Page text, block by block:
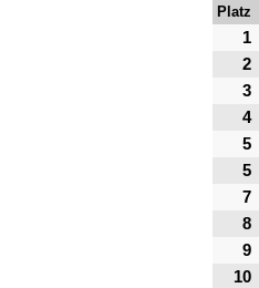
Platz
1
2
3
4
5
5
7
8
9
10